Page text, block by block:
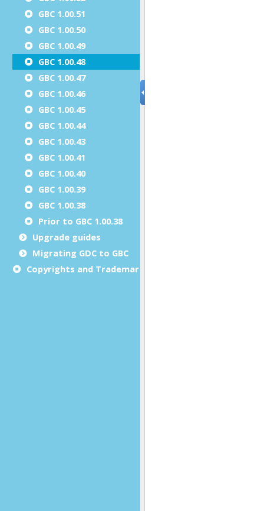
GBC 1.00.51
GBC 1.00.50
GBC 1.00.49
GBC 1.00.48
GBC 1.00.47
GBC 1.00.46
GBC 1.00.45
GBC 1.00.44
GBC 1.00.43
GBC 1.00.41
GBC 1.00.40
GBC 1.00.39
GBC 1.00.38
Prior to GBC 1.00.38
Upgrade guides
Migrating GDC to GBC
Copyrights and Trademarks